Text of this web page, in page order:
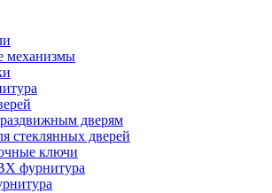
механизмы
дверям
стеклянных дверей
ключи
фурнитура